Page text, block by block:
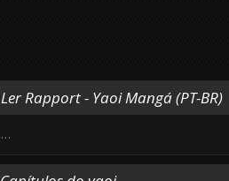
Ler Rapport - Yaoi Mangá (PT-BR)
…